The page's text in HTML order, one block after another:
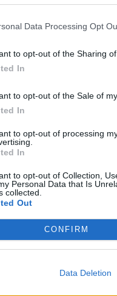
Data Processing Opt
to opt-out of the Sharing
In
to opt-out of the Sale of
In
to opt-out of processing
In
to opt-out of Collection,
Personal Data that Is
collected.
Out
CONFIRM
Data Deletion
grįžusi Karina
didžiausią savo
Pelių ir žiurkių